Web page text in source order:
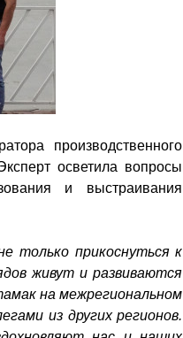
производственного
осветила вопросы
и выстраивания
только прикоснуться к
живут и развиваются
на межрегиональном
из других регионов.